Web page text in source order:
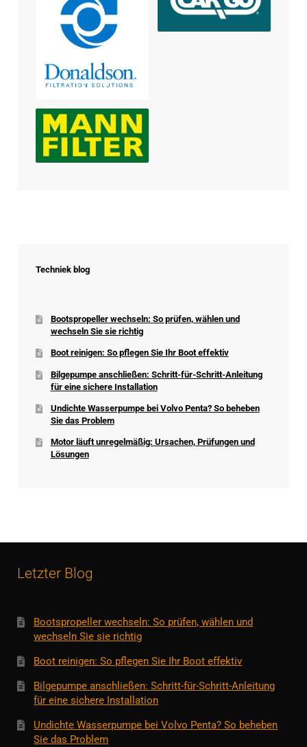
Techniek blog
Bootspropeller wechseln: So prüfen, wählen und
wechseln Sie sie richtig
Boot reinigen: So pflegen Sie Ihr Boot effektiv
Bilgepumpe anschließen: Schritt-für-Schritt-Anleitung
für eine sichere Installation
Undichte Wasserpumpe bei Volvo Penta? So beheben
Sie das Problem
Motor läuft unregelmäßig: Ursachen, Prüfungen und
Lösungen
Letzter Blog
Bootspropeller wechseln: So prüfen, wählen und
wechseln Sie sie richtig
Boot reinigen: So pflegen Sie Ihr Boot effektiv
Bilgepumpe anschließen: Schritt-für-Schritt-Anleitung
für eine sichere Installation
Undichte Wasserpumpe bei Volvo Penta? So beheben
Sie das Problem